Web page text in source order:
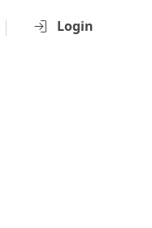
Login